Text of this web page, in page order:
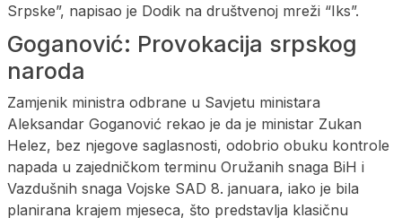
Srpske”, napisao je Dodik na društvenoj mreži “Iks”.
Goganović: Provokacija srpskog
naroda
Zamjenik ministra odbrane u Savjetu ministara
Aleksandar Goganović rekao je da je ministar Zukan
Helez, bez njegove saglasnosti, odobrio obuku kontrole
napada u zajedničkom terminu Oružanih snaga BiH i
Vazdušnih snaga Vojske SAD 8. januara, iako je bila
planirana krajem mjeseca, što predstavlja klasičnu